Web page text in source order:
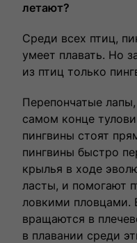
летают?
Среди всех птиц,
умеет плавать. Но
из птиц только
Перепончатые
самом конце
пингвины стоят
пингвины быстро
крылья в ходе
ласты, и помогают
ловкими пловцами.
вращаются в
в плавании среди